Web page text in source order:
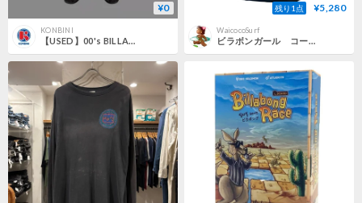
¥0
KONBINI
【USED】00's BILLABONG Cyberpunk Cargo Pants Faded Grey Khaki
残り1点 ¥5,280
WaicocoSurf
ビラボンガール コーデュロイトートバッグ